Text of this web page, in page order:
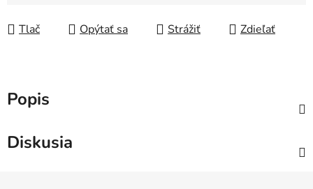
Tlač Opýtať sa Strážiť Zdieľať
Popis
Diskusia